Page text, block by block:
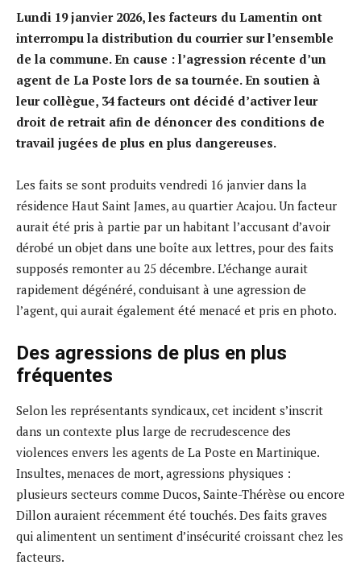
Lundi 19 janvier 2026, les facteurs du Lamentin ont
interrompu la distribution du courrier sur l’ensemble
de la commune. En cause : l’agression récente d’un
agent de La Poste lors de sa tournée. En soutien à
leur collègue, 34 facteurs ont décidé d’activer leur
droit de retrait afin de dénoncer des conditions de
travail jugées de plus en plus dangereuses.
Les faits se sont produits vendredi 16 janvier dans la
résidence Haut Saint James, au quartier Acajou. Un facteur
aurait été pris à partie par un habitant l’accusant d’avoir
dérobé un objet dans une boîte aux lettres, pour des faits
supposés remonter au 25 décembre. L’échange aurait
rapidement dégénéré, conduisant à une agression de
l’agent, qui aurait également été menacé et pris en photo.
Des agressions de plus en plus
fréquentes
Selon les représentants syndicaux, cet incident s’inscrit
dans un contexte plus large de recrudescence des
violences envers les agents de La Poste en Martinique.
Insultes, menaces de mort, agressions physiques :
plusieurs secteurs comme Ducos, Sainte-Thérèse ou encore
Dillon auraient récemment été touchés. Des faits graves
qui alimentent un sentiment d’insécurité croissant chez les
facteurs.